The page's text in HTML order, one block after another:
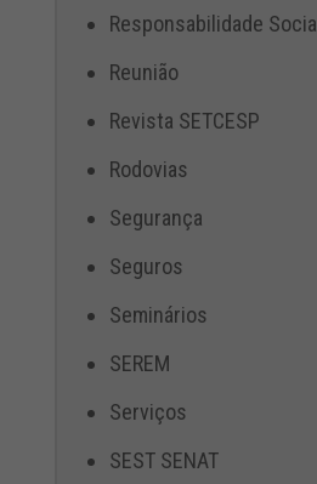
Responsabilidade Social
Reunião
Revista SETCESP
Rodovias
Segurança
Seguros
Seminários
SEREM
Serviços
SEST SENAT